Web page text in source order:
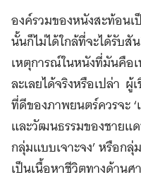
องค์รวมของหนังสะท้อน
นั้นก็ไม่ได้ใกล้ที่จะได้รับสั
เหตุการณ์ในหนังที่มันคือ
ละเลยได้จริงหรือเปล่า ผู้
ที่ดีของภาพยนตร์ควรจะ ‘
และวัฒนธรรมของชายแ
กลุ่มแบบเจาะจง’ หรือก
เป็นเนื้อหาชีวิตทางด้านศ